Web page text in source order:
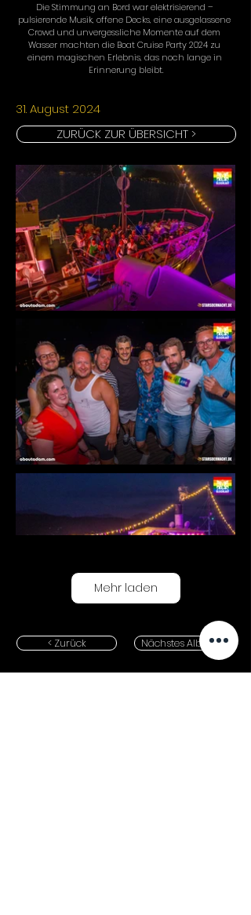
Die Stimmung an Bord war elektrisierend –
pulsierende Musik, offene Decks, eine ausgelassene
Crowd und unvergessliche Momente auf dem
Wasser machten die Boat Cruise Party 2024 zu
einem magischen Erlebnis, das noch lange in
Erinnerung bleibt.
31. August 2024
ZURÜCK ZUR ÜBERSICHT >
Mehr laden
< Zurück Nächstes Album >>